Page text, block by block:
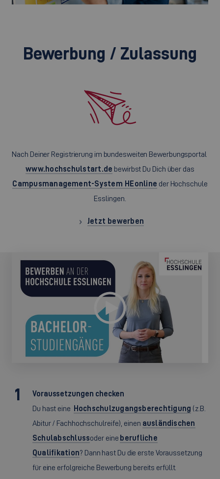
Bewerbung / Zulassung
Nach Deiner Registrierung im bundesweiten Bewerbungsportal
www.hochschulstart.de bewirbst Du Dich über das
Campusmanagement-System HEonline der Hochschule
Esslingen.
Jetzt bewerben
Voraussetzungen checken
Du hast eine Hochschulzugangsberechtigung (z.B.
Abitur / Fachhochschulreife), einen ausländischen
Schulabschlussoder eine berufliche
Qualifikation? Dann hast Du die erste Voraussetzung
für eine erfolgreiche Bewerbung bereits erfüllt.